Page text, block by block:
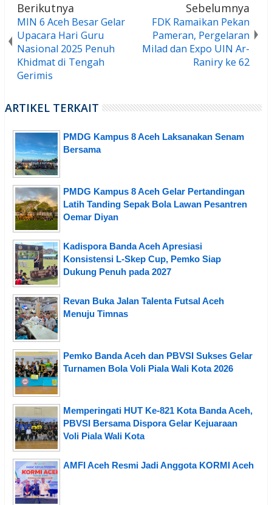
Berikutnya
MIN 6 Aceh Besar Gelar
Upacara Hari Guru
Nasional 2025 Penuh
Khidmat di Tengah
Gerimis
Sebelumnya
FDK Ramaikan Pekan
Pameran, Pergelaran
Milad dan Expo UIN Ar-
Raniry ke 62
ARTIKEL TERKAIT
PMDG Kampus 8 Aceh Laksanakan Senam
Bersama
PMDG Kampus 8 Aceh Gelar Pertandingan
Latih Tanding Sepak Bola Lawan Pesantren
Oemar Diyan
Kadispora Banda Aceh Apresiasi
Konsistensi L-Skep Cup, Pemko Siap
Dukung Penuh pada 2027
Revan Buka Jalan Talenta Futsal Aceh
Menuju Timnas
Pemko Banda Aceh dan PBVSI Sukses Gelar
Turnamen Bola Voli Piala Wali Kota 2026
Memperingati HUT Ke-821 Kota Banda Aceh,
PBVSI Bersama Dispora Gelar Kejuaraan
Voli Piala Wali Kota
AMFI Aceh Resmi Jadi Anggota KORMI Aceh